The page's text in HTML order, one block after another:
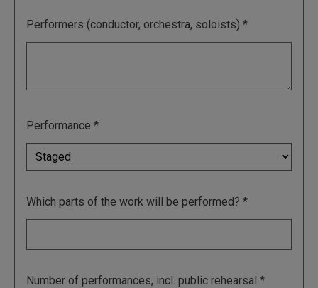
Performers (conductor, orchestra, soloists)
Performance
Which parts of the work will be performed?
Number of performances, incl. public rehearsal